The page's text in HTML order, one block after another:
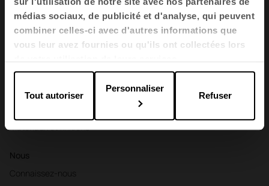
médias sociaux, de publicité et d'analyse, qui peuvent
combiner celles-ci avec d'autres informations que
vous leur avez fournies ou qu'ils ont collectées lors
Tout autoriser
Personnaliser
Refuser
Secteurs
Bureaux
Santé
L'éducation
Matériaux et finitions
Nous
Connaissez-nous